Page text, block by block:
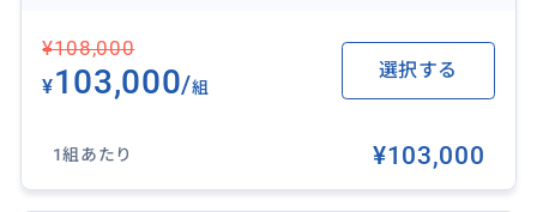
・ルート66
・セドナ
・ブライスキャニオン国立公園
¥108,000
¥103,000/組
選択する
1組あたり ¥103,000